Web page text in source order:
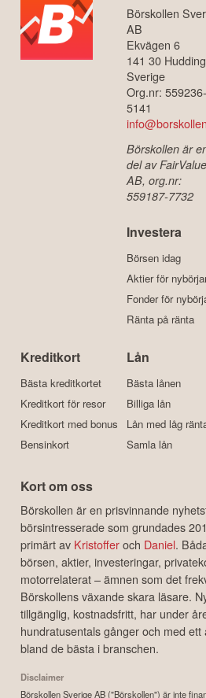
Börskollen
AB
Ekvägen 6
141 30
Sverige
Org.nr: 559236-
5141
Börskollen är
del av
AB, org.nr:
559187-7732
Investera
Börsen idag
Aktier för
Fonder för
Ränta på ränta
Kreditkort
Bästa kreditkortet
Kreditkort för resor
Kreditkort med bonus
Bensinkort
Lån
Bästa lånen
Billiga lån
Lån med låg
Samla lån
Kort om oss
Börskollen är en prisvinnande
börsintresserade som grundades
primärt av Kristofferoch Daniel.
börsen, aktier, investeringar,
motorrelaterat – ämnen som det
Börskollens växande skara läsare.
tillgänglig, kostnadsfritt, har under
hundratusentals gånger och med
bland de bästa i branschen.
Disclaimer
Börskollen Sverige AB ("Börskollen") är inte